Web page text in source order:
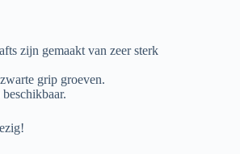
zijn gemaakt van zeer sterk
grip groeven.